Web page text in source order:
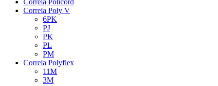
Correia Policord
Correia Poly V
6PK
PJ
PK
PL
PM
Correia Polyflex
11M
3M